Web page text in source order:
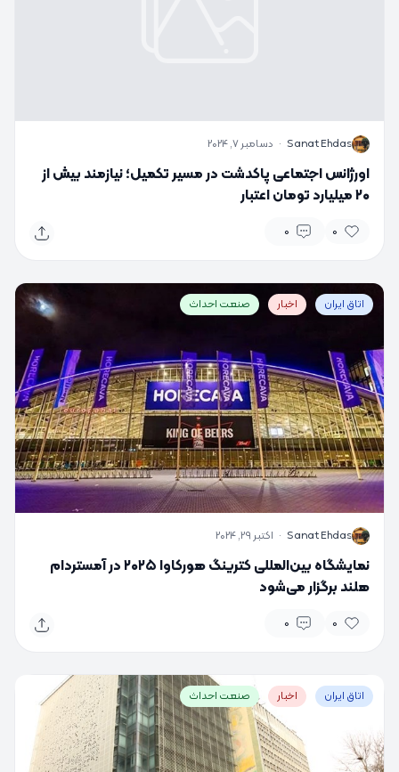
S
Sanat Ehdas
· دسامبر 7, 2024
اورژانس اجتماعی پاکدشت در مسیر تکمیل؛ نیازمند بیش از
۲۰ میلیارد تومان اعتبار
0
0
اتاق ایران اخبار صنعت احداث
S
Sanat Ehdas
· اکتبر 29, 2024
نمایشگاه بین‌المللی کترینگ هورکاوا ۲۰۲۵ در آمستردام
هلند برگزار می‌شود
0
0
اتاق ایران اخبار صنعت احداث